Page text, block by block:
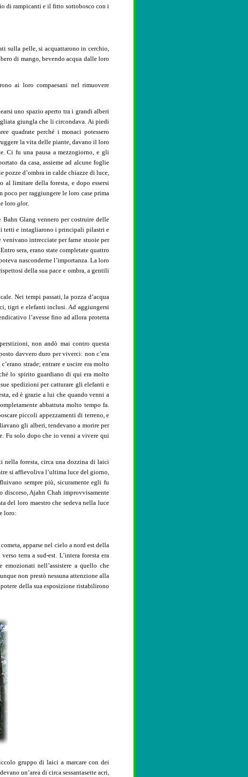
di rampicanti e il fitto sottobosco con i
sulla pelle, si acquattarono in cerchio,
di mango, bevendo acqua dalle loro
ai loro compaesani nel rimuovere
uno spazio aperto tra i grandi alberi
giungla che li circondava. Ai piedi
quadrate perché i monaci potessero
la vita delle piante, davano il loro
Ci fu una pausa a mezzogiorno, e gli
da casa, assieme ad alcune foglie
pozze d’ombra in calde chiazze di luce,
al limitare della foresta, e dopo essersi
per raggiungere le loro case prima
loro glot.
Glang vennero per costruire delle
i tetti e intagliarono i principali pilastri e
intrecciate per farne stuoie per
sera, erano state completate quattro
nasconderne l’importanza. La loro
della sua pace e ombra, a gentili
Nei tempi passati, la pozza d’acqua
tigri e elefanti inclusi. Ad aggiungersi
l’avesse fino ad allora protetta
non andò mai contro questa
davvero duro per viverci: non c’era
strade; entrare e uscire era molto
lo spirito guardiano di qui era molto
spedizioni per catturare gli elefanti e
ed è grazie a lui che quando venni a
abbattuta molto tempo fa.
piccoli appezzamenti di terreno, e
gli alberi, tendevano a morire per
Fu solo dopo che io venni a vivere qui
nella foresta, circa una dozzina di laici
si affievoliva l’ultima luce del giorno,
sempre più, sicuramente egli fu
discorso, Ajahn Chah improvvisamente
del loro maestro che sedeva nella luce
loro:
apparse nel cielo a nord est della
terra a sud-est. L’intera foresta era
emozionati nell’assistere a quello che
non prestò nessuna attenzione alla
della sua esposizione ristabilirono
gruppo di laici a marcare con dei
un’area di circa sessantasette acri,